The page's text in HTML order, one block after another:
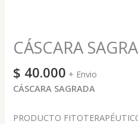
CÁSCARA
$ 40.000 + Envio
CÁSCARA SAGRADA
PRODUCTO